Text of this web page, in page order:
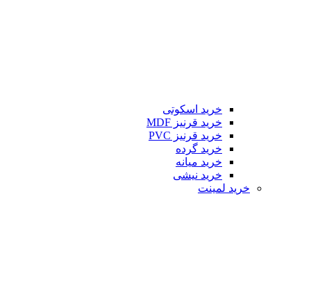
خرید اسکوتی
خرید قرنیز MDF
خرید قرنیز PVC
خرید گرده
خرید میانه
خرید نیشی
خرید لمینت